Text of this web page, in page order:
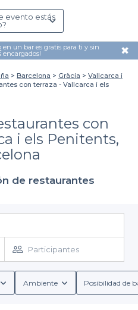
evento estás
en un bar es gratis para ti y sin
encargados! ✖
Barcelona Gràcia
Vallcarca i
con terraza - Vallcarca i els
con
i els Penitents,
de restaurantes
Participantes
Ambiente Posibilidad de